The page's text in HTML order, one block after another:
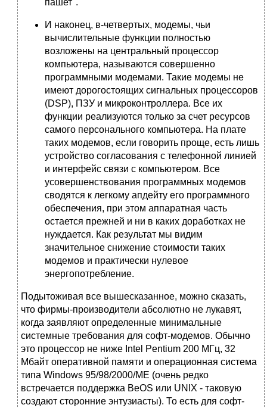
пашет".
И наконец, в-четвертых, модемы, чьи
вычислительные функции полностью
возложены на центральный процессор
компьютера, называются совершенно
программными модемами. Такие модемы не
имеют дорогостоящих сигнальных процессоров
(DSP), ПЗУ и микроконтроллера. Все их
функции реализуются только за счет ресурсов
самого персонального компьютера. На плате
таких модемов, если говорить проще, есть лишь
устройство согласования с телефонной линией
и интерфейс связи с компьютером. Все
усовершенствования программных модемов
сводятся к легкому апдейту его программного
обеспечения, при этом аппаратная часть
остается прежней и ни в каких доработках не
нуждается. Как результат мы видим
значительное снижение стоимости таких
модемов и практически нулевое
энергопотребление.
Подытоживая все вышесказанное, можно сказать,
что фирмы-производители абсолютно не лукавят,
когда заявляют определенные минимальные
системные требования для софт-модемов. Обычно
это процессор не ниже Intel Pentium 200 МГц, 32
Мбайт оперативной памяти и операционная система
типа Windows 95/98/2000/ME (очень редко
встречается поддержка BeOS или UNIX - таковую
создают сторонние энтузиасты). То есть для софт-